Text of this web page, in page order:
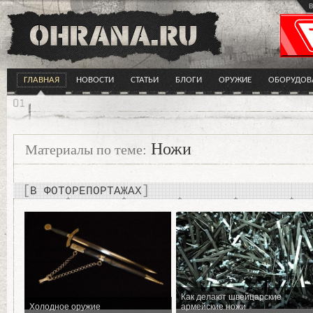
ГЛАВНАЯ НОВОСТИ СТАТЬИ БЛОГИ ОРУЖИЕ
Материалы по теме: Ножи
В ФОТОРЕПОРТАЖАХ
Холодное оружие
Как делают швейцарские
армейские ножи